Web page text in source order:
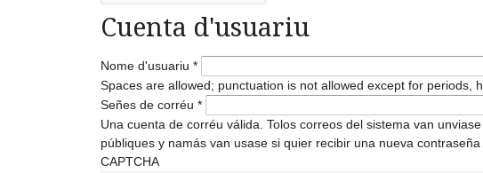
Cuenta d'usuariu
Nome d'usuariu *
Spaces are allowed; punctuation is not allowed except for periods,
Señes de corréu *
Una cuenta de corréu válida. Tolos correos del sistema van
públiques y namás van usase si quier recibir una nueva
CAPTCHA